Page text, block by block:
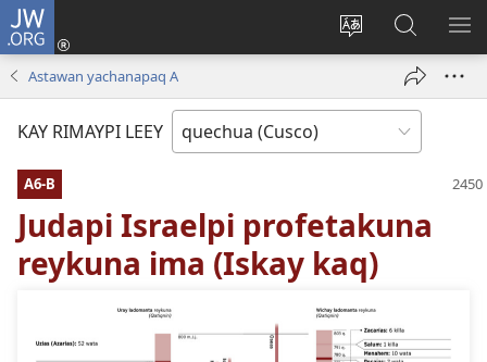
JW.ORG
Direccionpi
Sutiykiwan
jaykuy
nueva
JW.ORG
nisqapi
maskhay
Astawan yachanapaq A
KAY RIMAYPI LEEY
A6-B
Judapi Israelpi profetakuna
reykuna ima (Iskay kaq)